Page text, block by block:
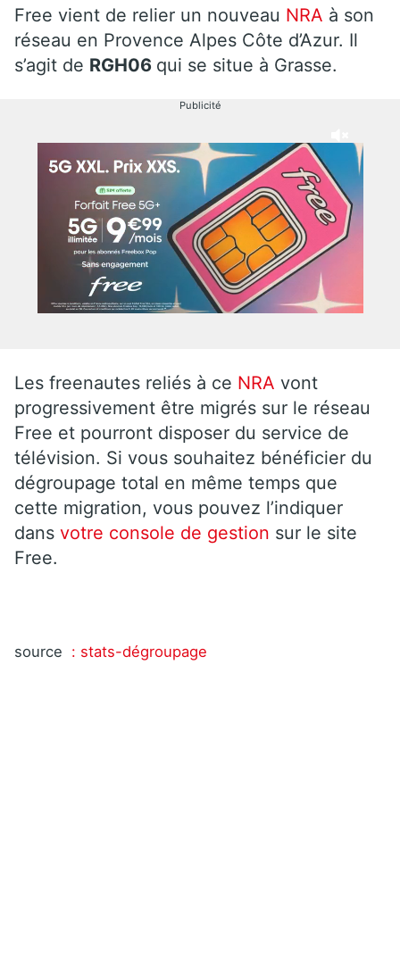
Free vient de relier un nouveau NRA à son
réseau en Provence Alpes Côte d’Azur. Il
s’agit de RGH06 qui se situe à Grasse.
Publicité
Les freenautes reliés à ce NRA vont
progressivement être migrés sur le réseau
Free et pourront disposer du service de
télévision. Si vous souhaitez bénéficier du
dégroupage total en même temps que
cette migration, vous pouvez l’indiquer
dans votre console de gestion sur le site
Free.
source : stats-dégroupage